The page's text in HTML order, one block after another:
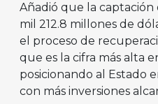
Añadió que la captación
mil 212.8 millones de
el proceso de
que es la cifra más alta
posicionando al Estado
con más inversiones